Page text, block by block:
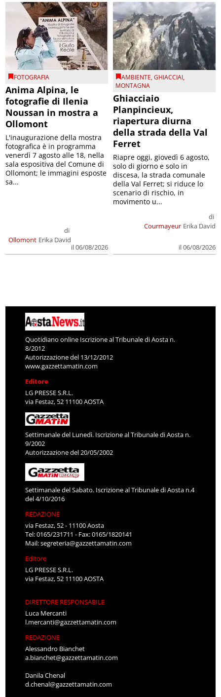
FOTOGRAFIA
Anima Alpina, le
fotografie di Ilenia
Noussan in mostra a
Ollomont
Ollomont
di
Erika David
il 06/08/2026
L'inaugurazione della mostra
fotografica è in programma
venerdì 7 agosto alle 18, nella
sala espositiva del Comune di
Ollomont; le immagini esposte
sa...
AMBIENTE,GHIACCIAI,
MONTAGNA
Ghiacciaio
Planpincieux,
riapertura diurna
della strada della Val
Ferret
Courmayeur
di
Erika David
il 06/08/2026
Riapre oggi, giovedì 6 agosto,
solo di giorno e solo in
discesa, la strada comunale
della Val Ferret; si riduce lo
scenario di rischio, in
movimento u...
Quotidiano online Iscrizione al Tribunale di Aosta n.
8/2012
Autorizzazione del 13/12/2012
www.gazzettamatin.com
Editore
LG PRESSE S.R.L.
via Festaz, 52 11100 AOSTA
Settimanale del Lunedì. Iscrizione al Tribunale di Aosta n.
9/2002
Autorizzazione del 20/05/2002
Settimanale del Sabato. Iscrizione al Tribunale di Aosta n.4
del 4/10/2016
REDAZIONE
via Festaz, 52 - 11100 Aosta
Tel: 0165/231711 - Fax: 0165/1820141
Mail:segreteria@gazzettamatin.com
Editore
LG PRESSE S.R.L.
via Festaz, 52 11100 AOSTA
DIRETTORE RESPONSABILE
Luca Mercanti
l.mercanti@gazzettamatin.com
REDAZIONE
Alessandro Bianchet
a.bianchet@gazzettamatin.com
Danila Chenal
d.chenal@gazzettamatin.com